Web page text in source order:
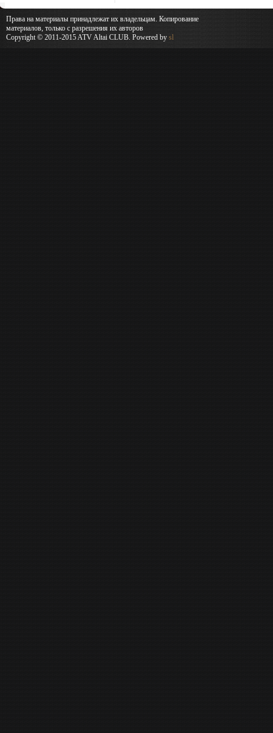
Права на материалы принадлежат их владельцам. Копирование
материалов, только с разрешения их авторов
Copyright © 2011-2015 ATV Altai CLUB. Powered by sl